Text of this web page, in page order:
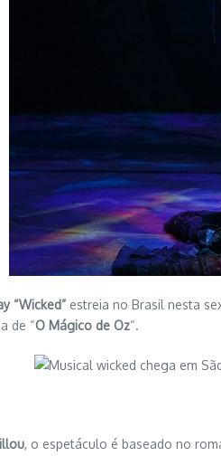
“Wicked” estreia no Brasil nesta
de “O Mágico de Oz“.
, o espetáculo é baseado no